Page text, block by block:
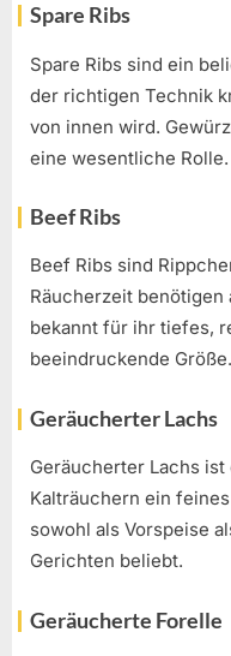
Spare Ribs
Spare Ribs sind ein
der richtigen Technik
von innen wird.
eine wesentliche Rolle.
Beef Ribs
Beef Ribs sind
Räucherzeit
bekannt für ihr tiefes,
beeindruckende Größe.
Geräucherter Lachs
Geräucherter Lachs
Kalträuchern ein
sowohl als Vorspeise
Gerichten beliebt.
Geräucherte Forelle